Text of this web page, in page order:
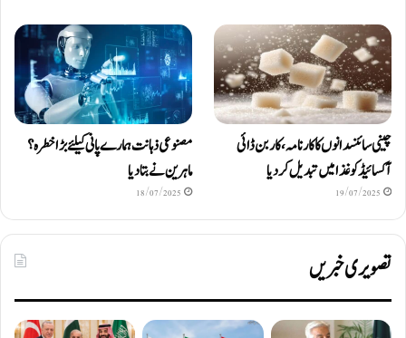
چینی سائنسدانوں کا کارنامہ، کاربن ڈائی
آکسائیڈ کو غذا میں تبدیل کردیا
19/07/2025
مصنوعی ذہانت ہمارے پانی کیلئے بڑا خطرہ؟
ماہرین نے بتا دیا
18/07/2025
تصویری خبریں